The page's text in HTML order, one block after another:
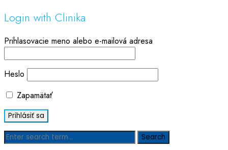
Login with Clinika
Prihlasovacie meno alebo e-mailová adresa
Heslo
Zapamätať